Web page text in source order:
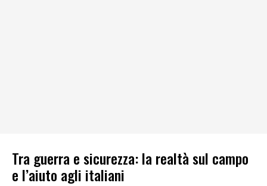
Tra guerra e sicurezza: la realtà sul campo
e l’aiuto agli italiani